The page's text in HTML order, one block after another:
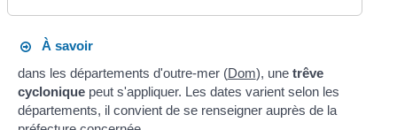
À savoir
dans les départements d'outre-mer (Dom), une trêve
cycloniquepeut s'appliquer. Les dates varient selon les
départements, il convient de se renseigner auprès de la